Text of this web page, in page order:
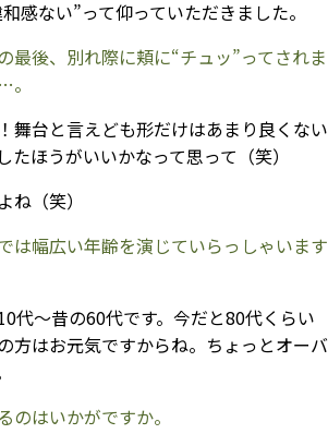
感ない”って仰っていただきました。
最後、別れ際に頬に“チュッ”ってされま
舞台と言えども形だけはあまり良くない
たほうがいいかなって思って（笑）
ね（笑）
は幅広い年齢を演じていらっしゃいます
代～昔の60代です。今だと80代くらい
方はお元気ですからね。ちょっとオーバ
のはいかがですか。